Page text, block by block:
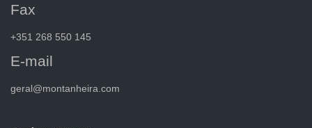
Fax
+351 268 550 145
E-mail
geral@montanheira.com